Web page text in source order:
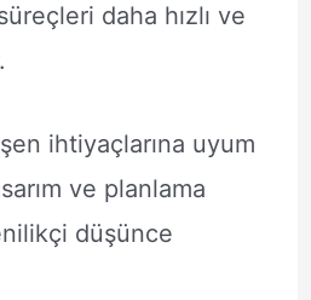
daha hızlı ve
ihtiyaçlarına uyum
ve planlama
düşünce